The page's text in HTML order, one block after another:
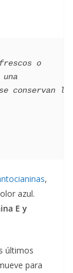
o
conservan la
,
azul.
E y
últimos
para